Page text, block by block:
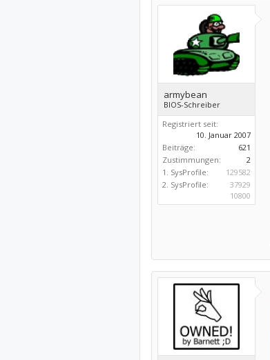
armybean
BIOS-Schreiber
Registriert seit:
10. Januar 2007
Beiträge:
621
Zustimmungen:
2
1. SysProfile:
129582
2. SysProfile:
37929
10800